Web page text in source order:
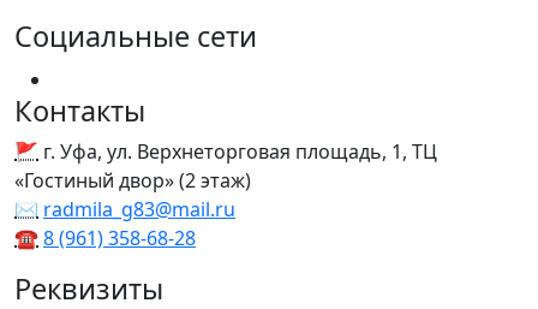
Социальные сети
Контакты
🚩 г. Уфа, ул. Верхнеторговая площадь, 1, ТЦ
«Гостиный двор» (2 этаж)
✉ radmila_g83@mail.ru
☎8 (961) 358‑68‑28
Реквизиты